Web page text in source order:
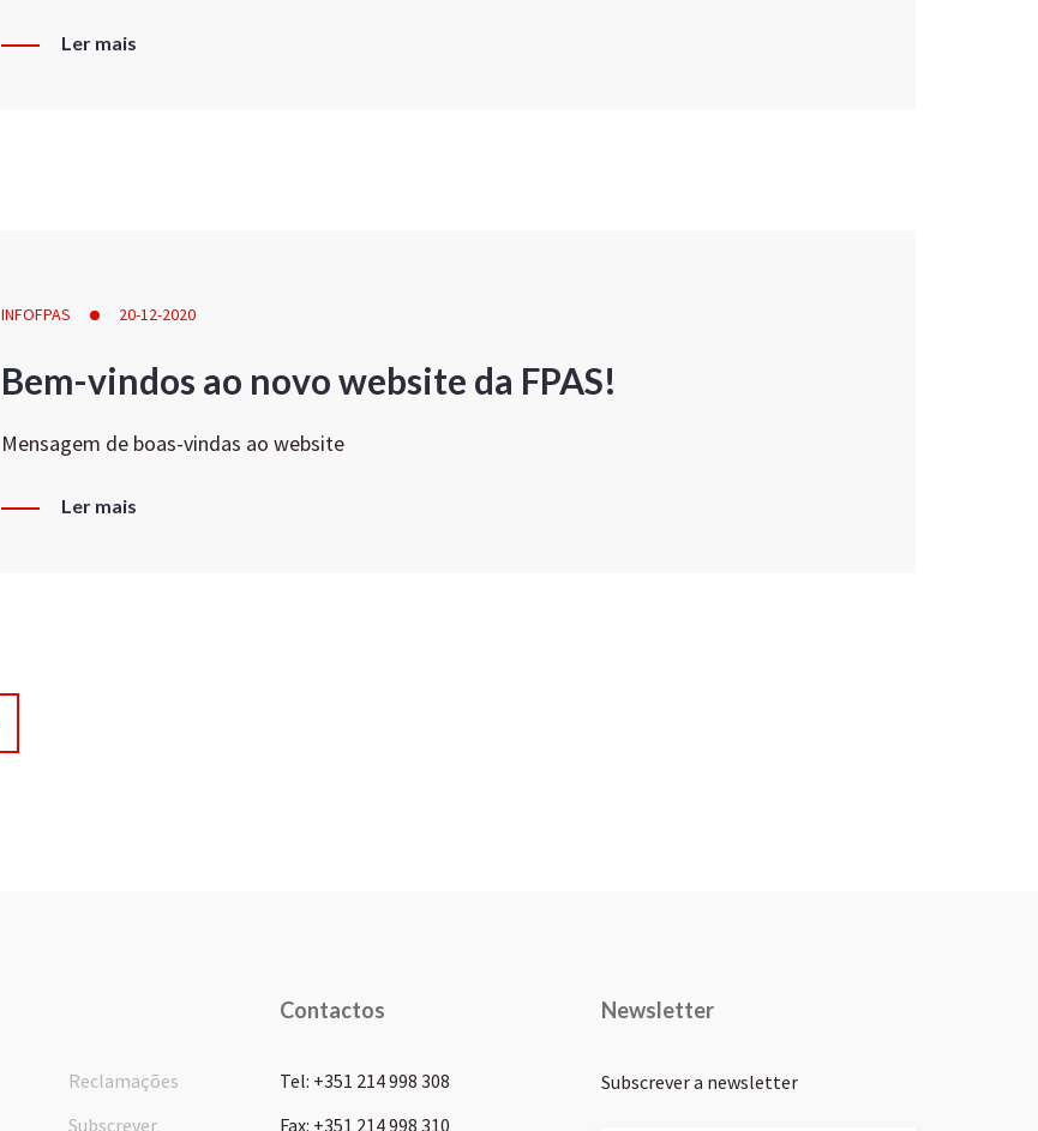
Ler mais
INFOFPAS 20-12-2020
Bem-vindos ao novo website da FPAS!
Mensagem de boas-vindas ao website
Ler mais
Reclamações
Subscrever
Contactos
Tel: +351 214 998 308
Fax: +351 214 998 310
Newsletter
Subscrever a newsletter